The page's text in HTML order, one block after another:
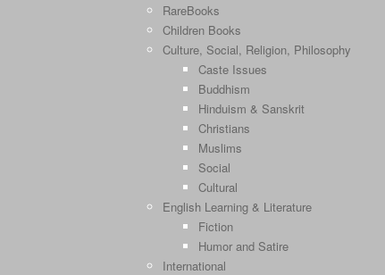
RareBooks
Children Books
Culture, Social, Religion, Philosophy
Caste Issues
Buddhism
Hinduism & Sanskrit
Christians
Muslims
Social
Cultural
English Learning & Literature
Fiction
Humor and Satire
International